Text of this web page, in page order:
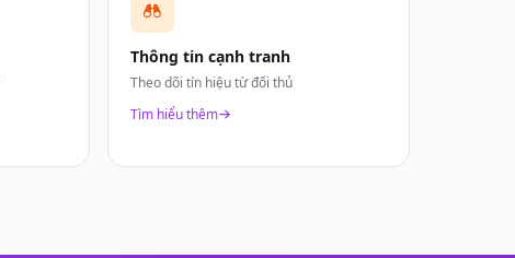
Thông tin cạnh tranh
Theo dõi tín hiệu từ đối thủ
Tìm hiểu thêm